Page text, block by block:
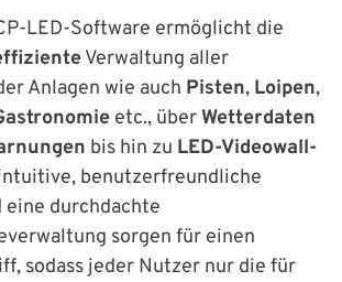
LED-Software ermöglicht die
Verwaltung aller
Anlagen wie auch Pisten, Loipen,
etc., überWetterdaten
bis hin zu LED-Videowall-
benutzerfreundliche
eine durchdachte
sorgen für einen
sodass jeder Nutzer nur die für